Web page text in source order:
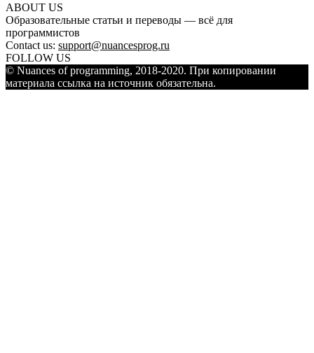
ABOUT US
Образовательные статьи и переводы — всё для
программистов
Contact us: support@nuancesprog.ru
FOLLOW US
© Nuances of programming, 2018-2020. При копировании
материала ссылка на источник обязательна.